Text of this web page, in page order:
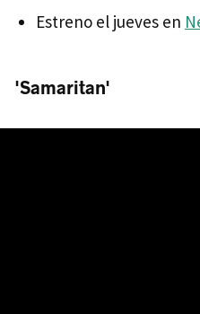
Estreno el jueves en
'Samaritan'